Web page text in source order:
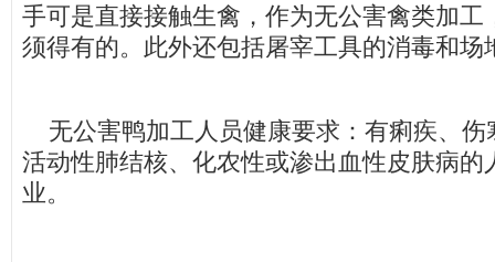
手可是直接接触生禽，作为无公害禽类加工
须得有的。此外还包括屠宰工具的消毒和场
无公害鸭加工人员健康要求：有痢疾、伤
活动性肺结核、化农性或渗出血性皮肤病的
业。